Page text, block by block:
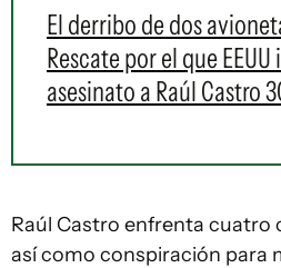
El derribo de dos
Rescate por el que
asesinato a Raúl Castro
Raúl Castro enfrenta cuatro
así como conspiración para